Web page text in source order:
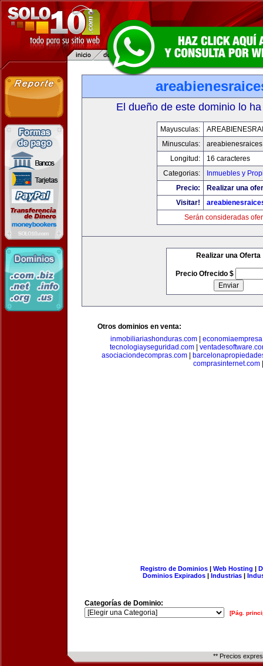
El dueño de este dominio lo
Mayusculas:
Minusculas:
Longitud:
16 caracteres
Categorias:
Inmuebles y
Precio:
Realizar una
Visitar!
Serán consideradas
Realizar una Oferta
Precio Ofrecido $
Otros dominios en venta:
inmobiliariashonduras.com
tecnologiayseguridad.com|
asociaciondecompras.com|
comprasinternet.com
Registro de Dominios| Web Hosting |
Dominios Expirados | Industrias |
Categorías de Dominio:
[Pág.
** Precios